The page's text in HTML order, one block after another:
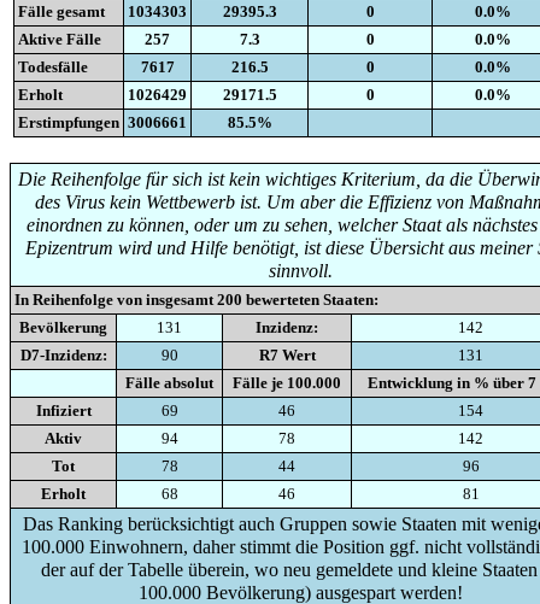
Fälle gesamt
1034303 29395.3 0
0.0%
Aktive Fälle
257 7.3 0
0.0%
Todesfälle
7617 216.5 0
0.0%
Erholt
1026429 29171.5 0
0.0%
Erstimpfungen 3006661 85.5%
Die Reihenfolge für sich ist kein wichtiges Kriterium, da die
des Virus kein Wettbewerb ist. Um aber die Effizienz von
einordnen zu können, oder um zu sehen, welcher Staat als
Epizentrum wird und Hilfe benötigt, ist diese Übersicht aus meiner
sinnvoll.
In Reihenfolge von insgesamt 200 bewerteten Staaten:
Bevölkerung
131 Inzidenz:
142
D7-Inzidenz:
90 R7 Wert
131
Fälle absolut
Fälle je 100.000
Entwicklung in % über 7
Infiziert
69 46
154
Aktiv
94 78
142
Tot
78 44
96
Erholt
68 46 81
Das Ranking berücksichtigt auch Gruppen sowie Staaten mit
100.000 Einwohnern, daher stimmt die Position ggf. nicht
der auf der Tabelle überein, wo neu gemeldete und kleine
100.000 Bevölkerung) ausgespart werden!